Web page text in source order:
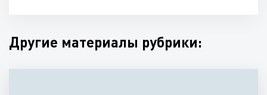
Другие материалы рубрики: